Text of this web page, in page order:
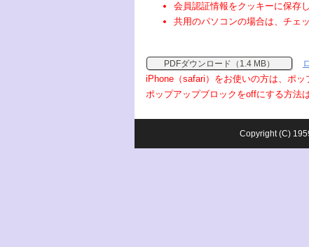
会員認証情報をクッキーに保存
共用のパソコンの場合は、チェ
PDFダウンロード（1.4 MB）
iPhone（safari）をお使いの方は、ポ
ポップアップブロックをoffにする方法は
Copyright (C)